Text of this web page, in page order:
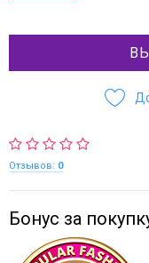
Отзывов: 0
Бонус за